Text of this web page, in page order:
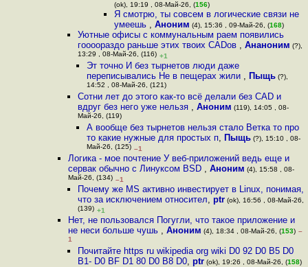
(ok), 19:19 , 08-Май-26, (156)
Я смотрю, ты совсем в логические связи не
умеешь , Аноним (4), 15:36 , 09-Май-26, (168)
Уютные офисы с коммунальным раем появились
гоооораздо раньше этих твоих CADов , Ананоним (?),
13:29 , 08-Май-26, (116) +1
Эт точно И без тырнетов люди даже
переписывались Не в пещерах жили , Пыщь(?),
14:52 , 08-Май-26, (121)
Сотни лет до этого как-то всё делали без CAD и
вдруг без него уже нельзя , Аноним (119), 14:05 , 08-
Май-26, (119)
А вообще без тырнетов нельзя стало Ветка то про
то какие нужные для простых п, Пыщь(?), 15:10 , 08-
Май-26, (125) –1
Логика - мое почтение У веб-приложений ведь еще и
сервак обычно с Линуксом BSD ,Аноним (4), 15:58 , 08-
Май-26, (134) –1
Почему же MS активно инвестирует в Linux, понимая,
что за исключением относител, ptr(ok), 16:56 , 08-Май-26,
(139) +1
Нет, не пользовался Погугли, что такое приложение и
не неси больше чушь ,Аноним (4), 18:34 , 08-Май-26, (153) –
1
Почитайте https ru wikipedia org wiki D0 92 D0 B5 D0
B1- D0 BF D1 80 D0 B8 D0, ptr(ok), 19:26 , 08-Май-26, (158)